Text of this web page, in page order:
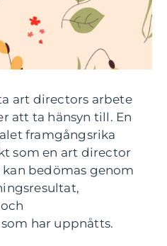
art directors arbete
att ta hänsyn till. En
framgångsrika
som en art director
bedömas genom
har uppnåtts.